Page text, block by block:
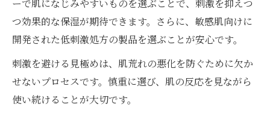
ーで肌になじみやすいものを選ぶことで、刺激を抑えつ
つ効果的な保湿が期待できます。さらに、敏感肌向けに
開発された低刺激処方の製品を選ぶことが安心です。
刺激を避ける見極めは、肌荒れの悪化を防ぐために欠か
せないプロセスです。慎重に選び、肌の反応を見ながら
使い続けることが大切です。